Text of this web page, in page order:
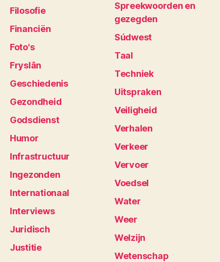
Filosofie
Financiën
Foto's
Fryslân
Geschiedenis
Gezondheid
Godsdienst
Humor
Infrastructuur
Ingezonden
Internationaal
Interviews
Juridisch
Justitie
Spreekwoorden en
gezegden
Súdwest
Taal
Techniek
Uitspraken
Veiligheid
Verhalen
Verkeer
Vervoer
Voedsel
Water
Weer
Welzijn
Wetenschap